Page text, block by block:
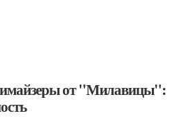
от "Милавицы":